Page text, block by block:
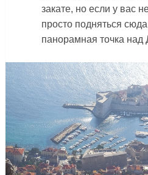
закате, но если у вас
просто подняться
панорамная точка над